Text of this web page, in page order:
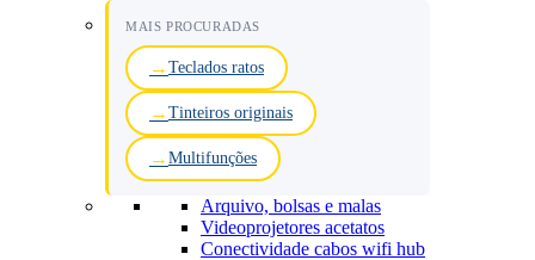
MAIS PROCURADAS
Teclados ratos
Tinteiros originais
Multifunções
Arquivo, bolsas e malas
Videoprojetores acetatos
Conectividade cabos wifi hub